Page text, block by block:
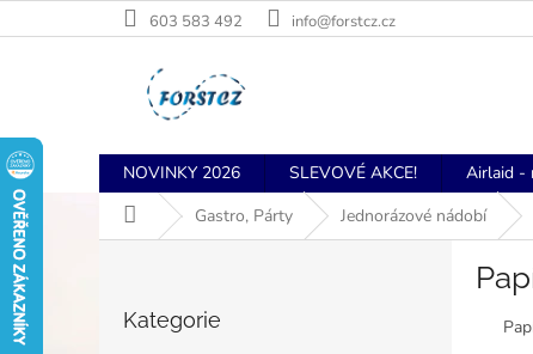
na
603 583 492 info@forstcz.cz
NOVINKY 2026 SLEVOVÉ AKCE! Airlaid -
Domů Gastro, Párty Jednorázové nádobí
kategorie
Kategorie